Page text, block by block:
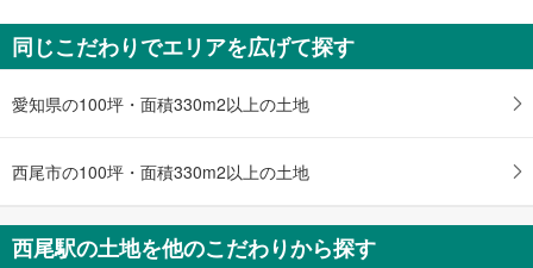
西尾市山下町西八幡山
2,850万円
6DK
土地面積 381.35m
名鉄西尾線 「西尾」駅 徒歩31分
同じこだわりでエリアを広げて探す
愛知県の100坪・面積330m2以上の土地
西尾市の100坪・面積330m2以上の土地
西尾駅の土地を他のこだわりから探す